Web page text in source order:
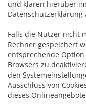
und klären hierüber
Datenschutzerklärung
Falls die Nutzer nicht
Rechner gespeichert
entsprechende
Browsers zu
den
Ausschluss von
dieses